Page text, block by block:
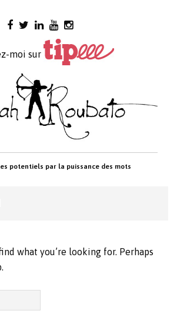
moi sur
potentiels par la puissance des mots
what you’re looking for. Perhaps